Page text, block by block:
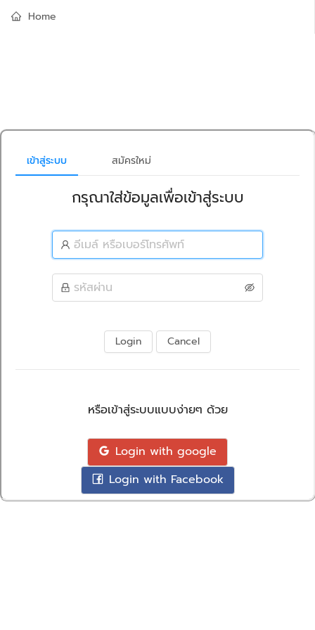
Home
เข้าสู่ระบบ สมัครใหม่
กรุณาใส่ข้อมูลเพื่อเข้าสู่ระบบ
Login Cancel
หรือเข้าสู่ระบบแบบง่ายๆ ด้วย
Login with google
Login with Facebook